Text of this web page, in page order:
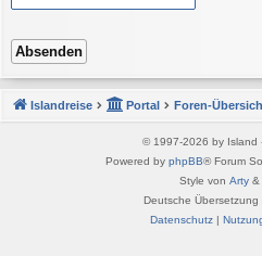
Islandreise Portal Foren-
© 1997-2026 by Island
Powered by phpBB® Forum
Style von Arty &
Deutsche Übersetzung
Datenschutz|